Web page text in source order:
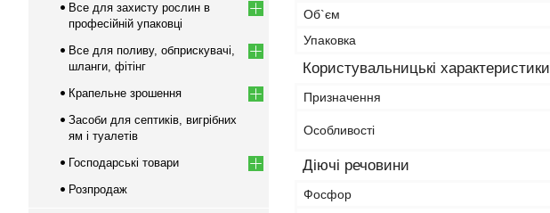
Об`єм
Упаковка
Користувальницькі характеристики
Призначення
Особливості
Діючі речовини
Фосфор
Все для захисту рослин в
професійній упаковці
Все для поливу, обприскувачі,
шланги, фітінг
Крапельне зрошення
Засоби для септиків, вигрібних
ям і туалетів
Господарські товари
Розпродаж